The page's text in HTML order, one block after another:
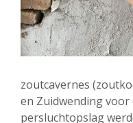
zoutcavernes
en Zuidwending
persluchtopslag